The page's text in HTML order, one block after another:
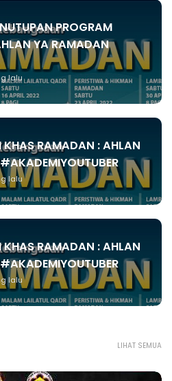
PROGRAM
YA RAMADAN
lalu
RAMADAN : AHLAN
lalu
RAMADAN : AHLAN
lalu
LIHAT SEMUA